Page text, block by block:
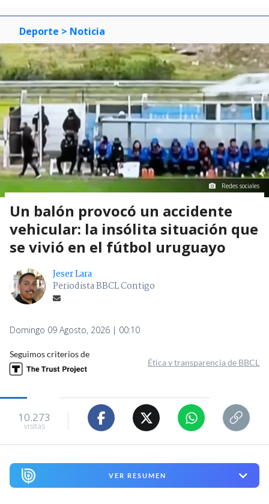
Deporte > Noticia
Redes sociales
Un balón provocó un accidente
vehicular: la insólita situación que
se vivió en el fútbol uruguayo
Jeser Lara
Periodista BBCL Contigo
Domingo 09 Agosto, 2026 | 00:10
Seguimos criterios de
Ética y transparencia de BBCL
10.273
visitas
VER RESUMEN